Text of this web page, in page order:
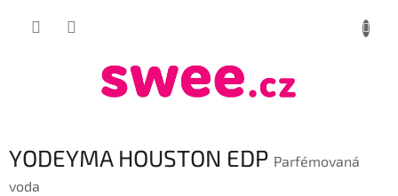
YODEYMA HOUSTON EDP Parfémovaná
voda